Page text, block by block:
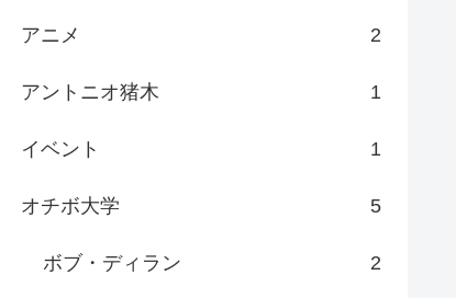
アニメ 2
アントニオ猪木 1
イベント 1
オチボ大学 5
ボブ・ディラン 2